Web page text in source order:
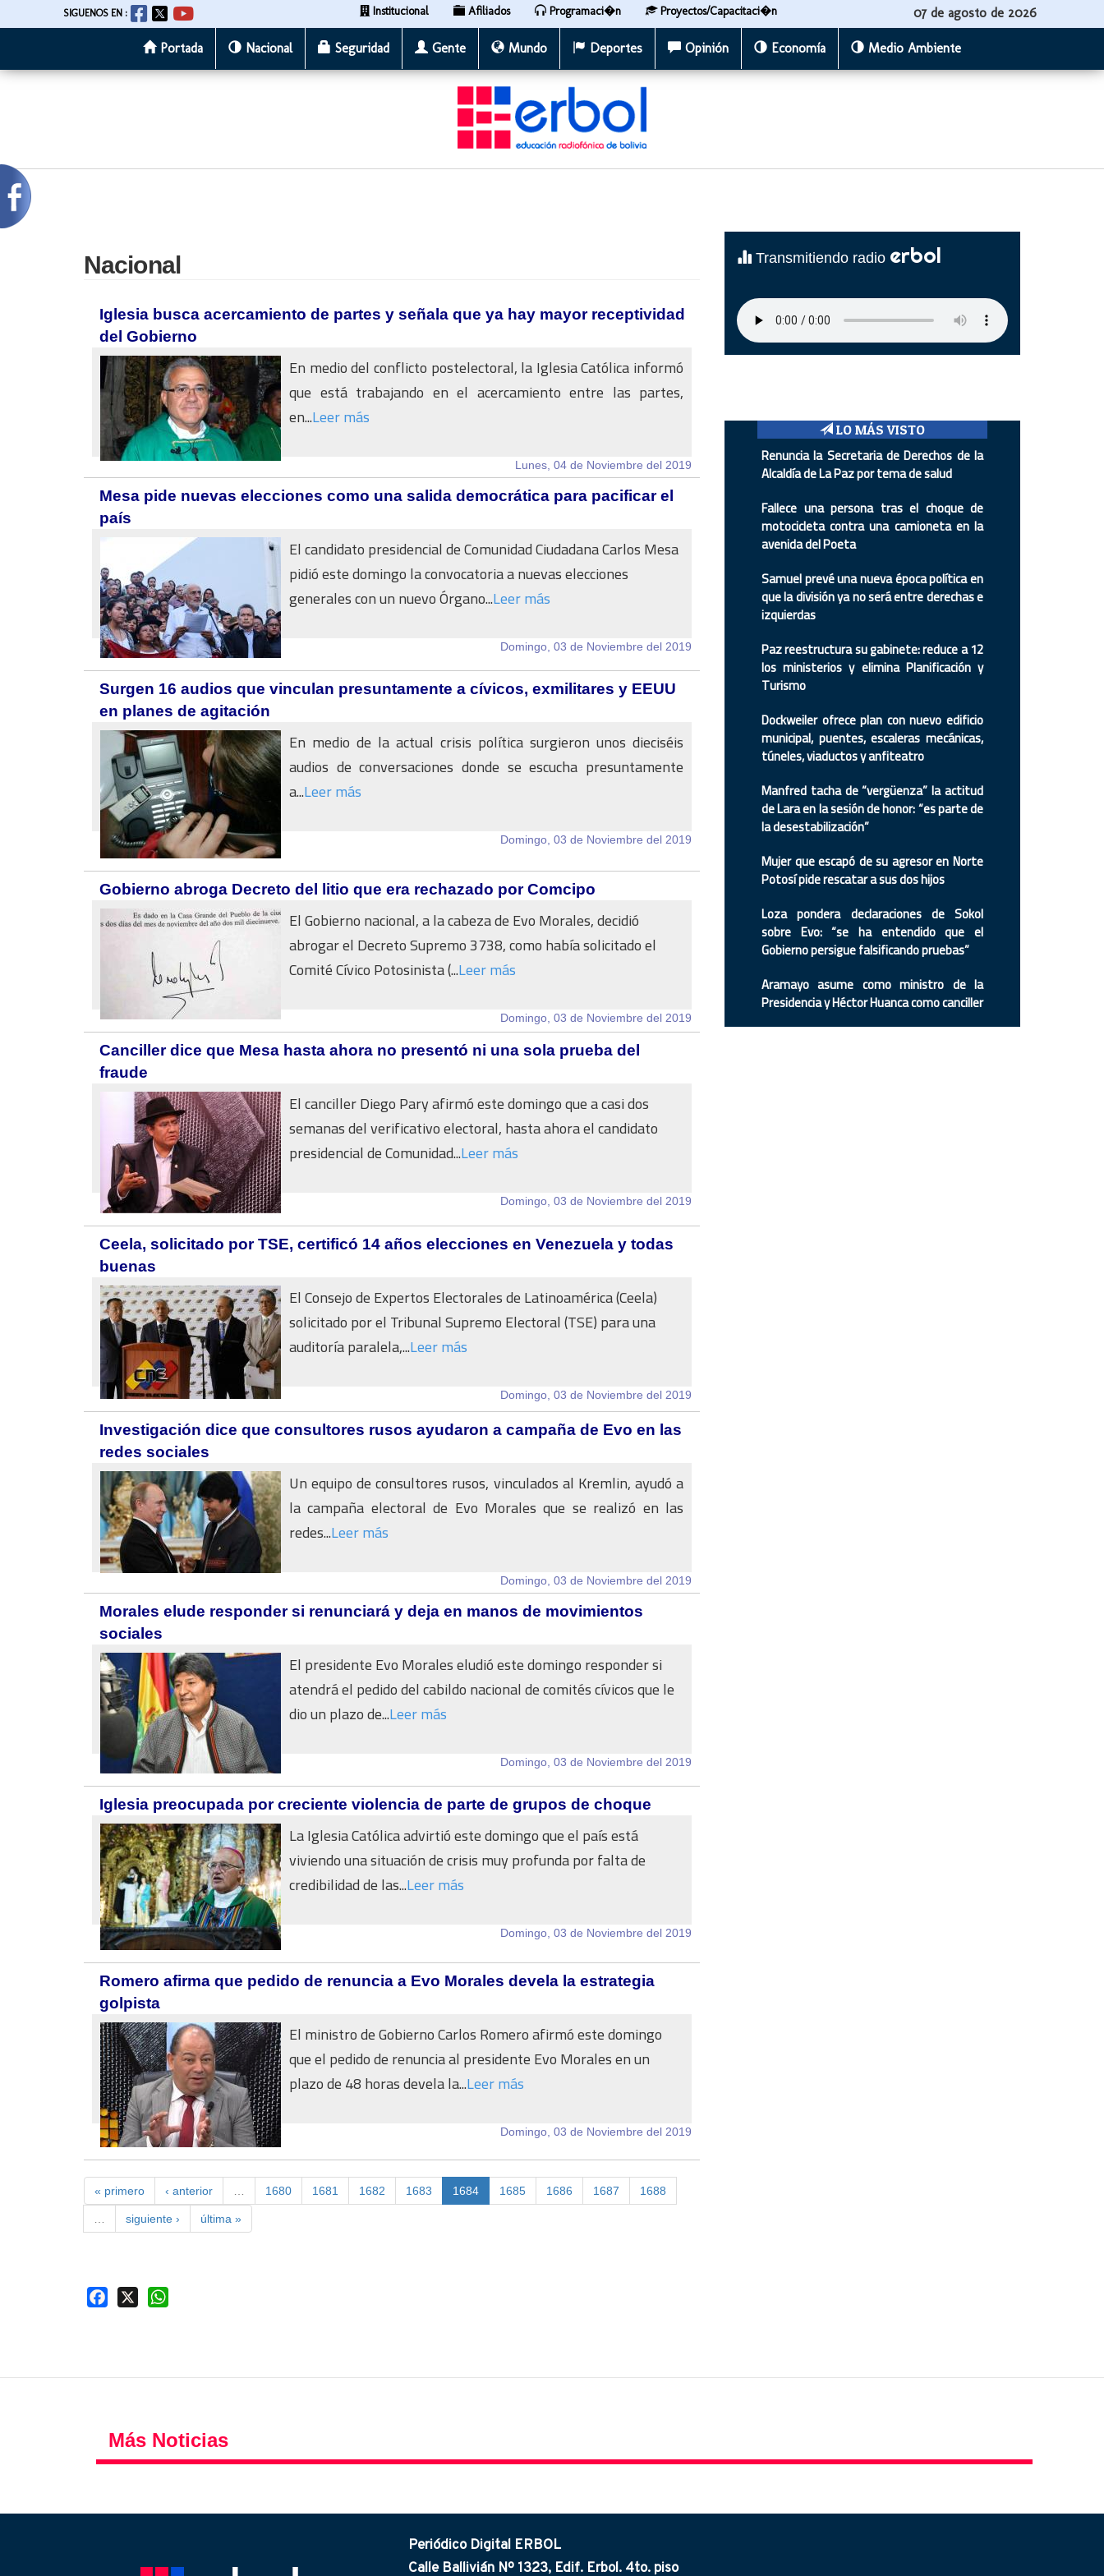
al
SIGUENOS EN : Institucional Afiliados Programaci�n Proyectos/Capacitaci�n 07 de agosto de 2026
Portada Nacional Seguridad Gente Mundo Deportes Opinión Economía Medio Ambiente
Nacional
Iglesia busca acercamiento de partes y señala que ya hay mayor receptividad
del Gobierno
En medio del conflicto postelectoral, la Iglesia Católica informó
que está trabajando en el acercamiento entre las partes,
en...Leer más
Lunes, 04 de Noviembre del 2019
Mesa pide nuevas elecciones como una salida democrática para pacificar el
país
El candidato presidencial de Comunidad Ciudadana Carlos Mesa
pidió este domingo la convocatoria a nuevas elecciones
generales con un nuevo Órgano...Leer más
Domingo, 03 de Noviembre del 2019
Surgen 16 audios que vinculan presuntamente a cívicos, exmilitares y EEUU
en planes de agitación
En medio de la actual crisis política surgieron unos dieciséis
audios de conversaciones donde se escucha presuntamente
a...Leer más
Domingo, 03 de Noviembre del 2019
Gobierno abroga Decreto del litio que era rechazado por Comcipo
El Gobierno nacional, a la cabeza de Evo Morales, decidió
abrogar el Decreto Supremo 3738, como había solicitado el
Comité Cívico Potosinista (...Leer más
Domingo, 03 de Noviembre del 2019
Canciller dice que Mesa hasta ahora no presentó ni una sola prueba del
fraude
El canciller Diego Pary afirmó este domingo que a casi dos
semanas del verificativo electoral, hasta ahora el candidato
presidencial de Comunidad...Leer más
Domingo, 03 de Noviembre del 2019
Ceela, solicitado por TSE, certificó 14 años elecciones en Venezuela y todas
buenas
El Consejo de Expertos Electorales de Latinoamérica (Ceela)
solicitado por el Tribunal Supremo Electoral (TSE) para una
auditoría paralela,...Leer más
Domingo, 03 de Noviembre del 2019
Investigación dice que consultores rusos ayudaron a campaña de Evo en las
redes sociales
Un equipo de consultores rusos, vinculados al Kremlin, ayudó a
la campaña electoral de Evo Morales que se realizó en las
redes...Leer más
Domingo, 03 de Noviembre del 2019
Morales elude responder si renunciará y deja en manos de movimientos
sociales
El presidente Evo Morales eludió este domingo responder si
atendrá el pedido del cabildo nacional de comités cívicos que le
dio un plazo de...Leer más
Domingo, 03 de Noviembre del 2019
Iglesia preocupada por creciente violencia de parte de grupos de choque
La Iglesia Católica advirtió este domingo que el país está
viviendo una situación de crisis muy profunda por falta de
credibilidad de las...Leer más
Domingo, 03 de Noviembre del 2019
Romero afirma que pedido de renuncia a Evo Morales devela la estrategia
golpista
El ministro de Gobierno Carlos Romero afirmó este domingo
que el pedido de renuncia al presidente Evo Morales en un
plazo de 48 horas devela la...Leer más
Domingo, 03 de Noviembre del 2019
« primero ‹ anterior 1680 1681 1682 1683 1684 1685 1686 1687 1688
siguiente › última »
Facebook
Transmitiendo radio erbol
LO MÁS VISTO
Renuncia la Secretaria de Derechos de la
Alcaldía de La Paz por tema de salud
Fallece una persona tras el choque de
motocicleta contra una camioneta en la
avenida del Poeta
Samuel prevé una nueva época política en
que la división ya no será entre derechas e
izquierdas
Paz reestructura su gabinete: reduce a 12
los ministerios y elimina Planificación y
Turismo
Dockweiler ofrece plan con nuevo edificio
municipal, puentes, escaleras mecánicas,
túneles, viaductos y anfiteatro
Manfred tacha de “vergüenza” la actitud
de Lara en la sesión de honor: “es parte de
la desestabilización”
Mujer que escapó de su agresor en Norte
Potosí pide rescatar a sus dos hijos
Loza pondera declaraciones de Sokol
sobre Evo: “se ha entendido que el
Gobierno persigue falsificando pruebas”
Aramayo asume como ministro de la
Presidencia y Héctor Huanca como canciller
Más Noticias
Periódico Digital ERBOL
Calle Ballivián Nº 1323, Edif. Erbol. 4to. piso